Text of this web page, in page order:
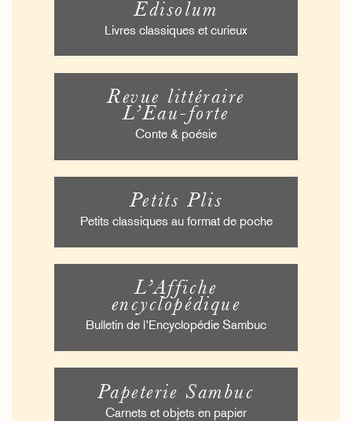
Édisolum
Livres classiques et curieux
Revue littéraire
L’Eau-forte
Conte & poésie
Petits Plis
Petits classiques au format de poche
L’Affiche
encyclopédique
Bulletin de l’Encyclopédie Sambuc
Papeterie Sambuc
Carnets et objets en papier